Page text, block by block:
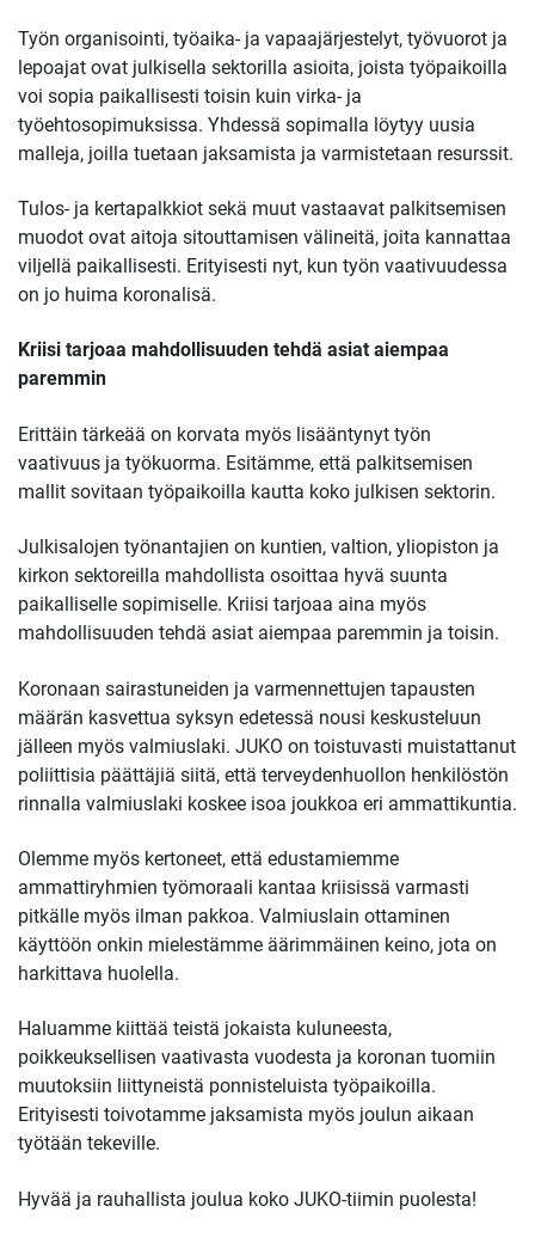
Työn organisointi, työaika- ja vapaajärjestelyt, työvuorot ja
lepoajat ovat julkisella sektorilla asioita, joista työpaikoilla
voi sopia paikallisesti toisin kuin virka- ja
työehtosopimuksissa. Yhdessä sopimalla löytyy uusia
malleja, joilla tuetaan jaksamista ja varmistetaan resurssit.
Tulos- ja kertapalkkiot sekä muut vastaavat palkitsemisen
muodot ovat aitoja sitouttamisen välineitä, joita kannattaa
viljellä paikallisesti. Erityisesti nyt, kun työn vaativuudessa
on jo huima koronalisä.
Kriisi tarjoaa mahdollisuuden tehdä asiat aiempaa
paremmin
Erittäin tärkeää on korvata myös lisääntynyt työn
vaativuus ja työkuorma. Esitämme, että palkitsemisen
mallit sovitaan työpaikoilla kautta koko julkisen sektorin.
Julkisalojen työnantajien on kuntien, valtion, yliopiston ja
kirkon sektoreilla mahdollista osoittaa hyvä suunta
paikalliselle sopimiselle. Kriisi tarjoaa aina myös
mahdollisuuden tehdä asiat aiempaa paremmin ja toisin.
Koronaan sairastuneiden ja varmennettujen tapausten
määrän kasvettua syksyn edetessä nousi keskusteluun
jälleen myös valmiuslaki. JUKO on toistuvasti muistattanut
poliittisia päättäjiä siitä, että terveydenhuollon henkilöstön
rinnalla valmiuslaki koskee isoa joukkoa eri ammattikuntia.
Olemme myös kertoneet, että edustamiemme
ammattiryhmien työmoraali kantaa kriisissä varmasti
pitkälle myös ilman pakkoa. Valmiuslain ottaminen
käyttöön onkin mielestämme äärimmäinen keino, jota on
harkittava huolella.
Haluamme kiittää teistä jokaista kuluneesta,
poikkeuksellisen vaativasta vuodesta ja koronan tuomiin
muutoksiin liittyneistä ponnisteluista työpaikoilla.
Erityisesti toivotamme jaksamista myös joulun aikaan
työtään tekeville.
Hyvää ja rauhallista joulua koko JUKO-tiimin puolesta!